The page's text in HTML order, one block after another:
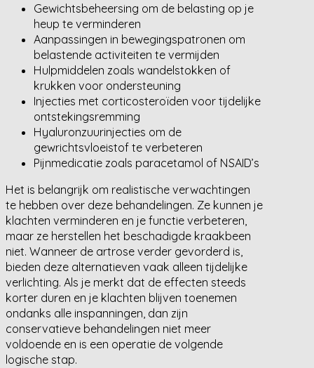
Gewichtsbeheersing om de belasting op je
heup te verminderen
Aanpassingen in bewegingspatronen om
belastende activiteiten te vermijden
Hulpmiddelen zoals wandelstokken of
krukken voor ondersteuning
Injecties met corticosteroïden voor tijdelijke
ontstekingsremming
Hyaluronzuurinjecties om de
gewrichtsvloeistof te verbeteren
Pijnmedicatie zoals paracetamol of NSAID’s
Het is belangrijk om realistische verwachtingen
te hebben over deze behandelingen. Ze kunnen je
klachten verminderen en je functie verbeteren,
maar ze herstellen het beschadigde kraakbeen
niet. Wanneer de artrose verder gevorderd is,
bieden deze alternatieven vaak alleen tijdelijke
verlichting. Als je merkt dat de effecten steeds
korter duren en je klachten blijven toenemen
ondanks alle inspanningen, dan zijn
conservatieve behandelingen niet meer
voldoende en is een operatie de volgende
logische stap.